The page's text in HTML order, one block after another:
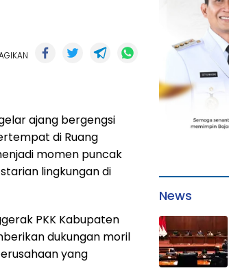
ajang bergengsi
di Ruang
momen puncak
lingkungan di
PKK Kabupaten
dukungan moril
yang
News